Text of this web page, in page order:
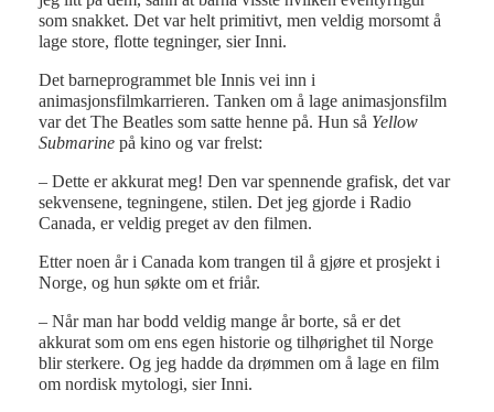
som snakket. Det var helt primitivt, men veldig morsomt å
lage store, flotte tegninger, sier Inni.
Det barneprogrammet ble Innis vei inn i
animasjonsfilmkarrieren. Tanken om å lage animasjonsfilm
var det The Beatles som satte henne på. Hun så Yellow
Submarine på kino og var frelst:
– Dette er akkurat meg! Den var spennende grafisk, det var
sekvensene, tegningene, stilen. Det jeg gjorde i Radio
Canada, er veldig preget av den filmen.
Etter noen år i Canada kom trangen til å gjøre et prosjekt i
Norge, og hun søkte om et friår.
– Når man har bodd veldig mange år borte, så er det
akkurat som om ens egen historie og tilhørighet til Norge
blir sterkere. Og jeg hadde da drømmen om å lage en film
om nordisk mytologi, sier Inni.